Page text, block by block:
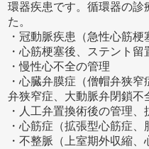
環器疾患です。循環器の診
た。
・冠動脈疾患（急性心筋梗
・心筋梗塞後、ステント
・慢性心不全の管理
・心臓弁膜症（僧帽弁狭
弁狭窄症、大動脈弁閉鎖不
・人工弁置換術後の管理、
・心筋症（拡張型心筋症、
・不整脈（上室期外収縮、